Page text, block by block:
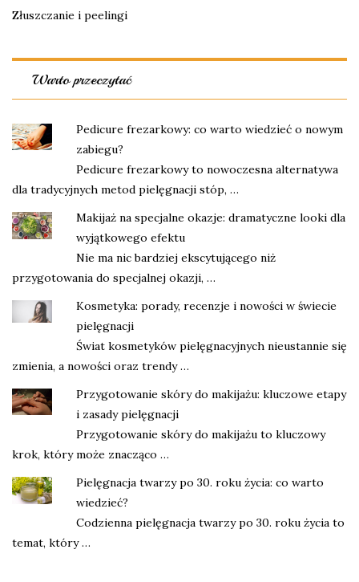
Złuszczanie i peelingi
Warto przeczytać
Pedicure frezarkowy: co warto wiedzieć o nowym
zabiegu?
Pedicure frezarkowy to nowoczesna alternatywa
dla tradycyjnych metod pielęgnacji stóp, …
Makijaż na specjalne okazje: dramatyczne looki dla
wyjątkowego efektu
Nie ma nic bardziej ekscytującego niż
przygotowania do specjalnej okazji, …
Kosmetyka: porady, recenzje i nowości w świecie
pielęgnacji
Świat kosmetyków pielęgnacyjnych nieustannie się
zmienia, a nowości oraz trendy …
Przygotowanie skóry do makijażu: kluczowe etapy
i zasady pielęgnacji
Przygotowanie skóry do makijażu to kluczowy
krok, który może znacząco …
Pielęgnacja twarzy po 30. roku życia: co warto
wiedzieć?
Codzienna pielęgnacja twarzy po 30. roku życia to
temat, który …